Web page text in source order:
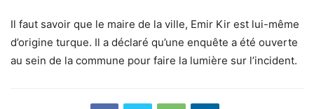
Il faut savoir que le maire de la ville, Emir Kir est lui-même
d’origine turque. Il a déclaré qu’une enquête a été ouverte
au sein de la commune pour faire la lumière sur l’incident.